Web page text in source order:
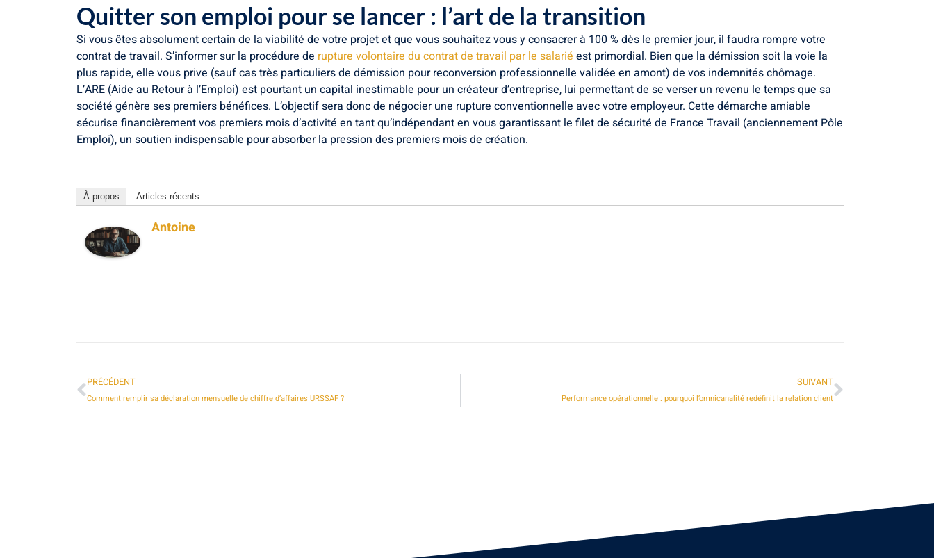
Quitter son emploi pour se lancer : l’art de la transition
Si vous êtes absolument certain de la viabilité de votre projet et que vous souhaitez vous y consacrer à 100 % dès le premier jour, il faudra rompre votre
contrat de travail. S’informer sur la procédure de rupture volontaire du contrat de travail par le salarié est primordial. Bien que la démission soit la voie la
plus rapide, elle vous prive (sauf cas très particuliers de démission pour reconversion professionnelle validée en amont) de vos indemnités chômage.
L’ARE (Aide au Retour à l’Emploi) est pourtant un capital inestimable pour un créateur d’entreprise, lui permettant de se verser un revenu le temps que sa
société génère ses premiers bénéfices. L’objectif sera donc de négocier une rupture conventionnelle avec votre employeur. Cette démarche amiable
sécurise financièrement vos premiers mois d’activité en tant qu’indépendant en vous garantissant le filet de sécurité de France Travail (anciennement Pôle
Emploi), un soutien indispensable pour absorber la pression des premiers mois de création.
À propos Articles récents
Antoine
PRÉCÉDENT
Comment remplir sa déclaration mensuelle de chiffre d’affaires URSSAF ?
SUIVANT
Performance opérationnelle : pourquoi l’omnicanalité redéfinit la relation client